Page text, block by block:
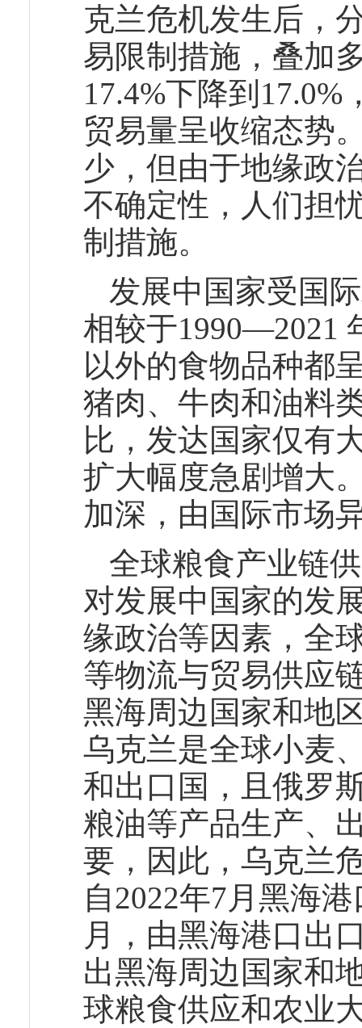
克兰危机发生后，
易限制措施，叠加
17.4%下降到17.0%
贸易量呈收缩态势
少，但由于地缘政
不确定性，人们担
制措施。
发展中国家受国
相较于1990—2021
以外的食物品种都
猪肉、牛肉和油料
比，发达国家仅有
扩大幅度急剧增大
加深，由国际市场
全球粮食产业链
对发展中国家的发
缘政治等因素，全
等物流与贸易供应
黑海周边国家和地
乌克兰是全球小麦
和出口国，且俄罗
粮油等产品生产、
要，因此，乌克兰
自2022年7月黑海
月，由黑海港口出
出黑海周边国家和
球粮食供应和农业